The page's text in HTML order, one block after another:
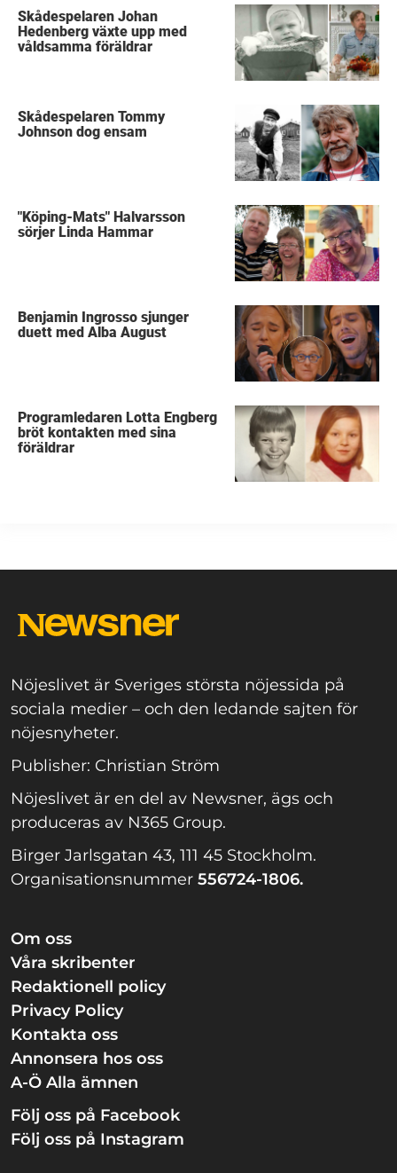
Skådespelaren Johan
Hedenberg växte upp med
våldsamma föräldrar
Skådespelaren Tommy
Johnson dog ensam
"Köping-Mats" Halvarsson
sörjer Linda Hammar
Benjamin Ingrosso sjunger
duett med Alba August
Programledaren Lotta Engberg
bröt kontakten med sina
föräldrar
Nöjeslivet är Sveriges största nöjessida på
sociala medier – och den ledande sajten för
nöjesnyheter.
Publisher: Christian Ström
Nöjeslivet är en del av Newsner, ägs och
produceras av N365 Group.
Birger Jarlsgatan 43, 111 45 Stockholm.
Organisationsnummer 556724-1806.
Om oss
Våra skribenter
Redaktionell policy
Privacy Policy
Kontakta oss
Annonsera hos oss
A-Ö Alla ämnen
Följ oss på Facebook
Följ oss på Instagram